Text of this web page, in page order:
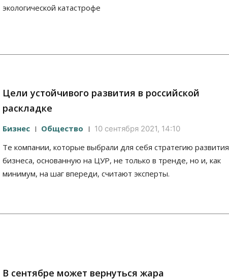
экологической катастрофе
Цели устойчивого развития в российской
раскладке
Бизнес Общество 10 сентября 2021, 14:10
Те компании, которые выбрали для себя стратегию развития
бизнеса, основанную на ЦУР, не только в тренде, но и, как
минимум, на шаг впереди, считают эксперты.
В сентябре может вернуться жара